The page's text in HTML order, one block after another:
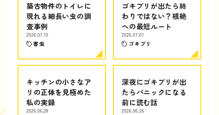
築古物件のトイレに
現れる細長い虫の調
査事例
2026.07.10
害虫
ゴキブリが出たら終
わりではない？根絶
への最短ルート
2026.07.01
ゴキブリ
キッチンの小さなア
リの正体を見極めた
私の実録
2026.06.28
深夜にゴキブリが出
たらパニックになる
前に読む話
2026.06.26